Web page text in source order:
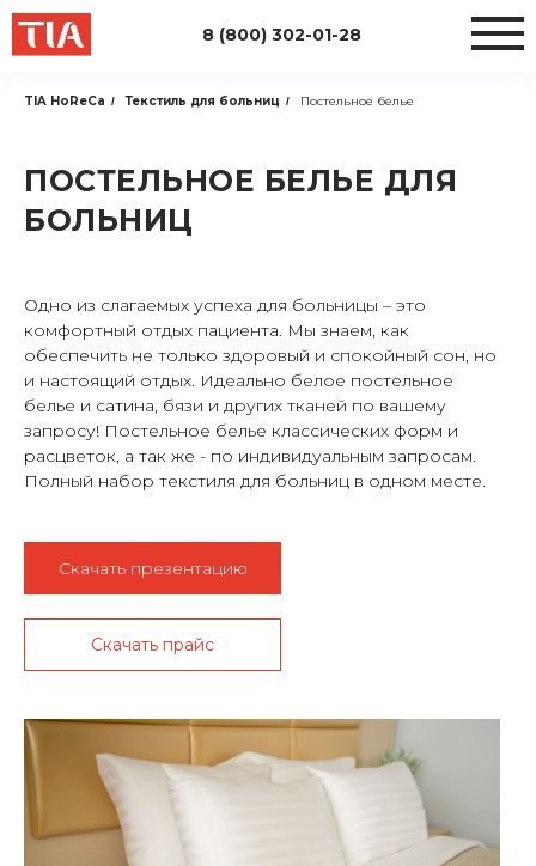
8 (800) 302-01-28
TIA HoReCa / Текстиль для больниц / Постельное белье
ПОСТЕЛЬНОЕ БЕЛЬЕ ДЛЯ
БОЛЬНИЦ
Одно из слагаемых успеха для больницы – это
комфортный отдых пациента. Мы знаем, как
обеспечить не только здоровый и спокойный сон, но
и настоящий отдых. Идеально белое постельное
белье и сатина, бязи и других тканей по вашему
запросу! Постельное белье классических форм и
расцветок, а так же - по индивидуальным запросам.
Полный набор текстиля для больниц в одном месте.
Скачать презентацию
Скачать прайс